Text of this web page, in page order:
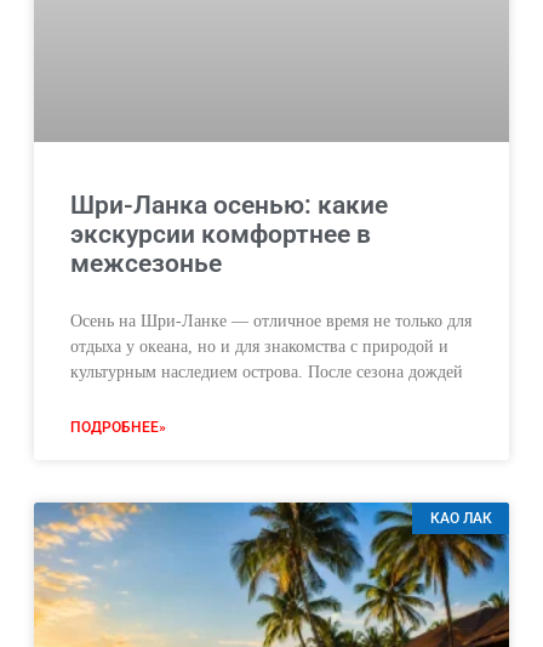
Шри-Ланка осенью: какие
экскурсии комфортнее в
межсезонье
Осень на Шри-Ланке — отличное время не только для
отдыха у океана, но и для знакомства с природой и
культурным наследием острова. После сезона дождей
ПОДРОБНЕЕ»
КАО ЛАК